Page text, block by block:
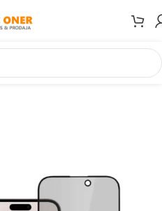
Maske za mobitele i dodaci